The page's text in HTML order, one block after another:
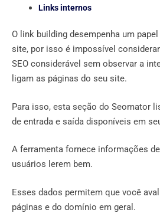
Links internos
O link building desempenha um
site, por isso é impossível
SEO considerável sem observar a
ligam as páginas do seu site.
Para isso, esta seção do Seomator
de entrada e saída disponíveis em
A ferramenta fornece informações
usuários lerem bem.
Esses dados permitem que você
páginas e do domínio em geral.